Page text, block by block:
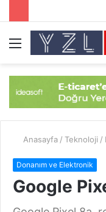
Menü
Anasayfa / Teknoloji /
Donanım ve Elektronik
Google